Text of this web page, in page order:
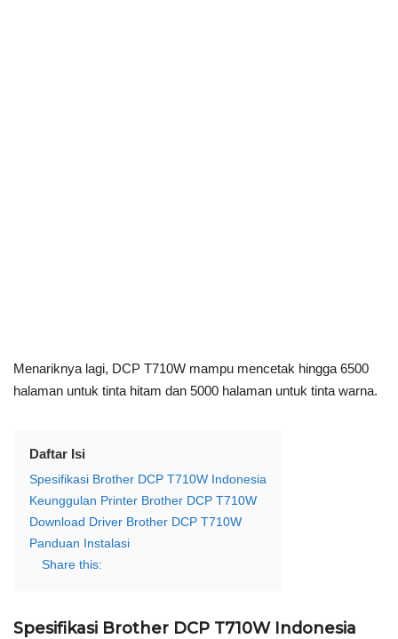
Menariknya lagi, DCP T710W mampu mencetak hingga 6500
halaman untuk tinta hitam dan 5000 halaman untuk tinta warna.
Daftar Isi
Spesifikasi Brother DCP T710W Indonesia
Keunggulan Printer Brother DCP T710W
Download Driver Brother DCP T710W
Panduan Instalasi
Share this:
Spesifikasi Brother DCP T710W Indonesia